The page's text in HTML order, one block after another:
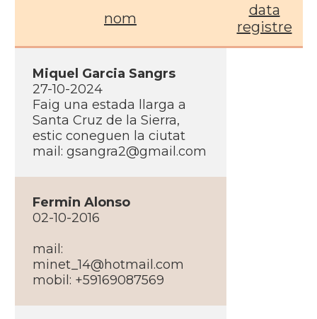
nom
data
registre
Miquel Garcia Sangrs
27-10-2024
Faig una estada llarga a
Santa Cruz de la Sierra,
estic coneguen la ciutat
mail: gsangra2@gmail.com
Fermin Alonso
02-10-2016
mail:
minet_14@hotmail.com
mobil: +59169087569